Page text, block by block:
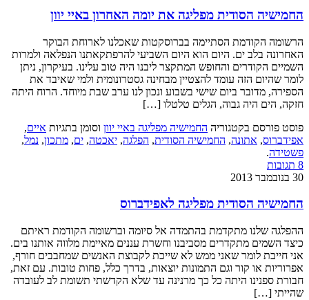
החמישיה הסודית מפליגה את יומה האחרון באיי יוון
הרשומה הקודמת הסתיימה בברוסקטות שאכלנו לארוחת הבוקר
האחרונה בלב ים. היום הוא היום השביעי להרפתקאתנו הנפלאה ולמרות
השמיים הקודרים והחופש המתקצר ליבנו היה טוב עלינו. בעיקרון, ניתן
לומר שהיום הזה עומד להצטיין מבחינה גסטרונומית ולמי שאיבד את
הספירה, מדובר ביום שישי בשבוע ונכון לנו ערב שבת מיוחד. הרוח היתה
חזקה, הים היה גבוה, הגלים טלטלו […]
פוסט פורסם בקטגוריההחמישיה מפליגה באיי יווןוסומן בתגיותאיים,
אפידברוס,אתונה,החמישיה הסודית,הפלגה,יאכטה,ים,מתכון,נמל,
פשטידה.
30 בנובמבר 2013
החמישיה הסודית מפליגה לאפידברוס
ההפלגה שלנו מתקדמת בהתמדה אל סיומה וברשומה הקודמת ראיתם
כיצד השמים מתקדרים מסביבנו וחשרת עננים מאיימת מלווה אותנו בים.
אני חייבת לומר שאני ממש לא שייכת לקבוצת האנשים שמחבבים חורף,
אפרוריות או קור וגם התמונות יוצאות, בדרך כלל, פחות טובות. עם זאת,
חבורת ספנינו היתה כל כך מרנינה עד שלא הקדשתי תשומת לב לעובדה
שהייתי […]